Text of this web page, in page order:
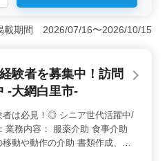
＞ 当デンタルクリニックで
科医師を募集しています。一
険診療中心に歯や歯周病の
審美歯科、歯列矯正、歯科
。週5日、1日8時間の勤務が
。 ＜柔軟な働き方＞ 週
、働きやすい環境が整って
軟な働き方が可能で
歓迎で、50代や60代の方
や自費診療経験者、インプ
費全額支給、社会保険完備
載期間 2026/07/16〜2026/10/15
験者を募集中！訪問
-大網白里市-
は必見！◎ シニア世代活躍中/
業務内容： 服薬介助 食事介助
移動や動作の介助 書類作成、書